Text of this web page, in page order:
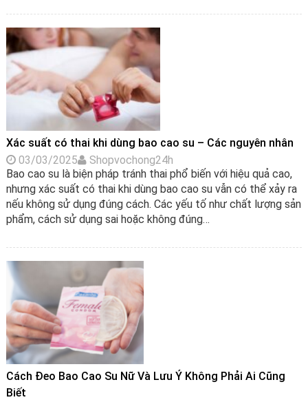
Xác suất có thai khi dùng bao cao su – Các nguyên nhân
03/03/2025
Shopvochong24h
Bao cao su là biện pháp tránh thai phổ biến với hiệu quả cao,
nhưng xác suất có thai khi dùng bao cao su vẫn có thể xảy ra
nếu không sử dụng đúng cách. Các yếu tố như chất lượng sản
phẩm, cách sử dụng sai hoặc không đúng…
Cách Đeo Bao Cao Su Nữ Và Lưu Ý Không Phải Ai Cũng
Biết